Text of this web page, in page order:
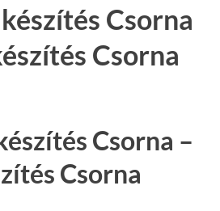
Csorna
Csorna
Csorna –
Csorna